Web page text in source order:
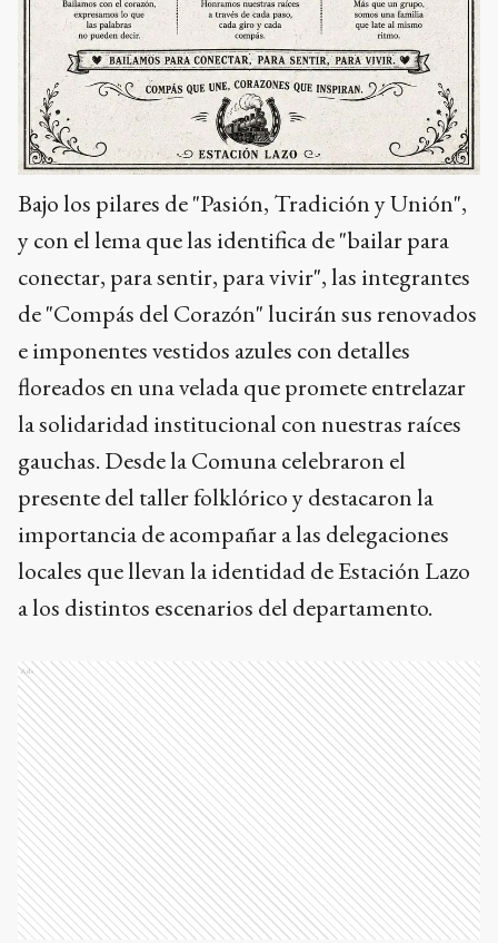
Bajo los pilares de "Pasión, Tradición y Unión",
y con el lema que las identifica de "bailar para
conectar, para sentir, para vivir", las integrantes
de "Compás del Corazón" lucirán sus renovados
e imponentes vestidos azules con detalles
floreados en una velada que promete entrelazar
la solidaridad institucional con nuestras raíces
gauchas. Desde la Comuna celebraron el
presente del taller folklórico y destacaron la
importancia de acompañar a las delegaciones
locales que llevan la identidad de Estación Lazo
a los distintos escenarios del departamento.
Ads